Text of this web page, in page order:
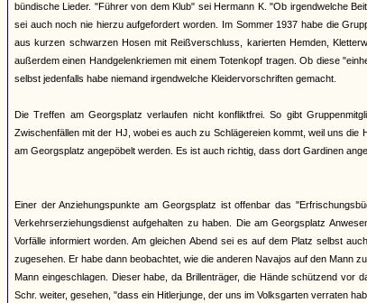
bündische Lieder. "Führer von dem Klub" sei Hermann K. "Ob irgendwelche
sei auch noch nie hierzu aufgefordert worden. Im Sommer 1937 habe die
aus kurzen schwarzen Hosen mit Reißverschluss, karierten Hemden,
außerdem einen Handgelenkriemen mit einem Totenkopf tragen. Ob diese
selbst jedenfalls habe niemand irgendwelche Kleidervorschriften gemacht.
Die Treffen am Georgsplatz verlaufen nicht konfliktfrei. So gibt
Zwischenfällen mit der HJ, wobei es auch zu Schlägereien kommt, weil uns
am Georgsplatz angepöbelt werden. Es ist auch richtig, dass dort Gardinen
Einer der Anziehungspunkte am Georgsplatz ist offenbar das
Verkehrserziehungsdienst aufgehalten zu haben. Die am Georgsplatz
Vorfälle informiert worden. Am gleichen Abend sei es auf dem Platz selbst
zugesehen. Er habe dann beobachtet, wie die anderen Navajos auf den Mann
Mann eingeschlagen. Dieser habe, da Brillenträger, die Hände schützend
Schr. weiter, gesehen, "dass ein Hitlerjunge, der uns im Volksgarten verraten